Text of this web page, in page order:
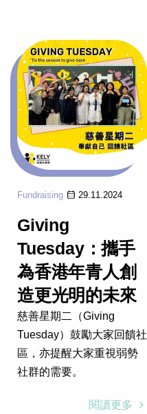
Fundraising 29.11.2024
Giving
Tuesday：攜手
為香港年青人創
造更光明的未來
慈善星期二（Giving
Tuesday）鼓勵大家回饋社
區，亦提醒大家重視弱勢
社群的需要。
閱讀更多